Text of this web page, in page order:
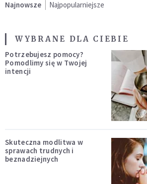
Najnowsze Najpopularniejsze
WYBRANE DLA CIEBIE
Potrzebujesz pomocy?
Pomodlimy się w Twojej
intencji
Skuteczna modlitwa w
sprawach trudnych i
beznadziejnych